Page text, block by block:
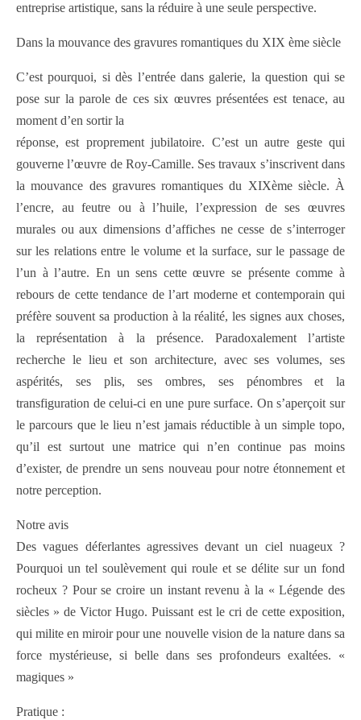
entreprise artistique, sans la réduire à une seule perspective.
Dans la mouvance des gravures romantiques du XIX ème siècle
C’est pourquoi, si dès l’entrée dans galerie, la question qui se
pose sur la parole de ces six œuvres présentées est tenace, au
moment d’en sortir la
réponse, est proprement jubilatoire. C’est un autre geste qui
gouverne l’œuvre de Roy-Camille. Ses travaux s’inscrivent dans
la mouvance des gravures romantiques du XIXème siècle. À
l’encre, au feutre ou à l’huile, l’expression de ses œuvres
murales ou aux dimensions d’affiches ne cesse de s’interroger
sur les relations entre le volume et la surface, sur le passage de
l’un à l’autre. En un sens cette œuvre se présente comme à
rebours de cette tendance de l’art moderne et contemporain qui
préfère souvent sa production à la réalité, les signes aux choses,
la représentation à la présence. Paradoxalement l’artiste
recherche le lieu et son architecture, avec ses volumes, ses
aspérités, ses plis, ses ombres, ses pénombres et la
transfiguration de celui-ci en une pure surface. On s’aperçoit sur
le parcours que le lieu n’est jamais réductible à un simple topo,
qu’il est surtout une matrice qui n’en continue pas moins
d’exister, de prendre un sens nouveau pour notre étonnement et
notre perception.
Notre avis
Des vagues déferlantes agressives devant un ciel nuageux ?
Pourquoi un tel soulèvement qui roule et se délite sur un fond
rocheux ? Pour se croire un instant revenu à la « Légende des
siècles » de Victor Hugo. Puissant est le cri de cette exposition,
qui milite en miroir pour une nouvelle vision de la nature dans sa
force mystérieuse, si belle dans ses profondeurs exaltées. «
magiques »
Pratique :